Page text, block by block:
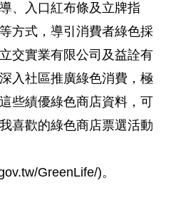
、入口紅布條及立牌指
方式，導引消費者綠色採
交實業有限公司及益詮有
入社區推廣綠色消費，極
些績優綠色商店資料，可
喜歡的綠色商店票選活動
GreenLife/)。